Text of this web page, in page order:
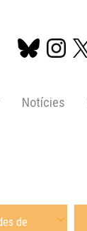
Notícies